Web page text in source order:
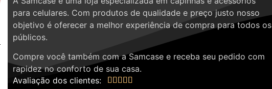
para celulares. Com produtos de qualidade e preço justo nosso
objetivo é oferecer a melhor experiência de compra para todos os
públicos.
Compre você também com a Samcase e receba seu pedido com
rapidez no conforto de sua casa.
Avaliação dos clientes:
    